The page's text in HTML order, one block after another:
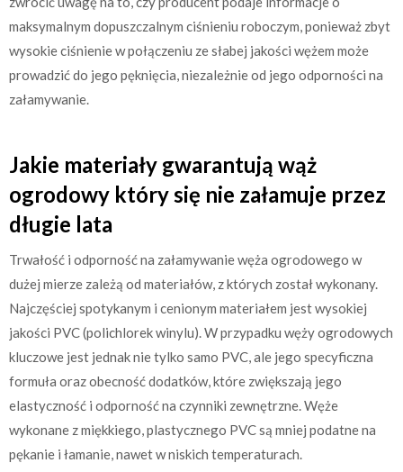
maksymalnym dopuszczalnym ciśnieniu roboczym, ponieważ zbyt
wysokie ciśnienie w połączeniu ze słabej jakości wężem może
prowadzić do jego pęknięcia, niezależnie od jego odporności na
załamywanie.
Jakie materiały gwarantują wąż
ogrodowy który się nie załamuje przez
długie lata
Trwałość i odporność na załamywanie węża ogrodowego w
dużej mierze zależą od materiałów, z których został wykonany.
Najczęściej spotykanym i cenionym materiałem jest wysokiej
jakości PVC (polichlorek winylu). W przypadku węży ogrodowych
kluczowe jest jednak nie tylko samo PVC, ale jego specyficzna
formuła oraz obecność dodatków, które zwiększają jego
elastyczność i odporność na czynniki zewnętrzne. Węże
wykonane z miękkiego, plastycznego PVC są mniej podatne na
pękanie i łamanie, nawet w niskich temperaturach.